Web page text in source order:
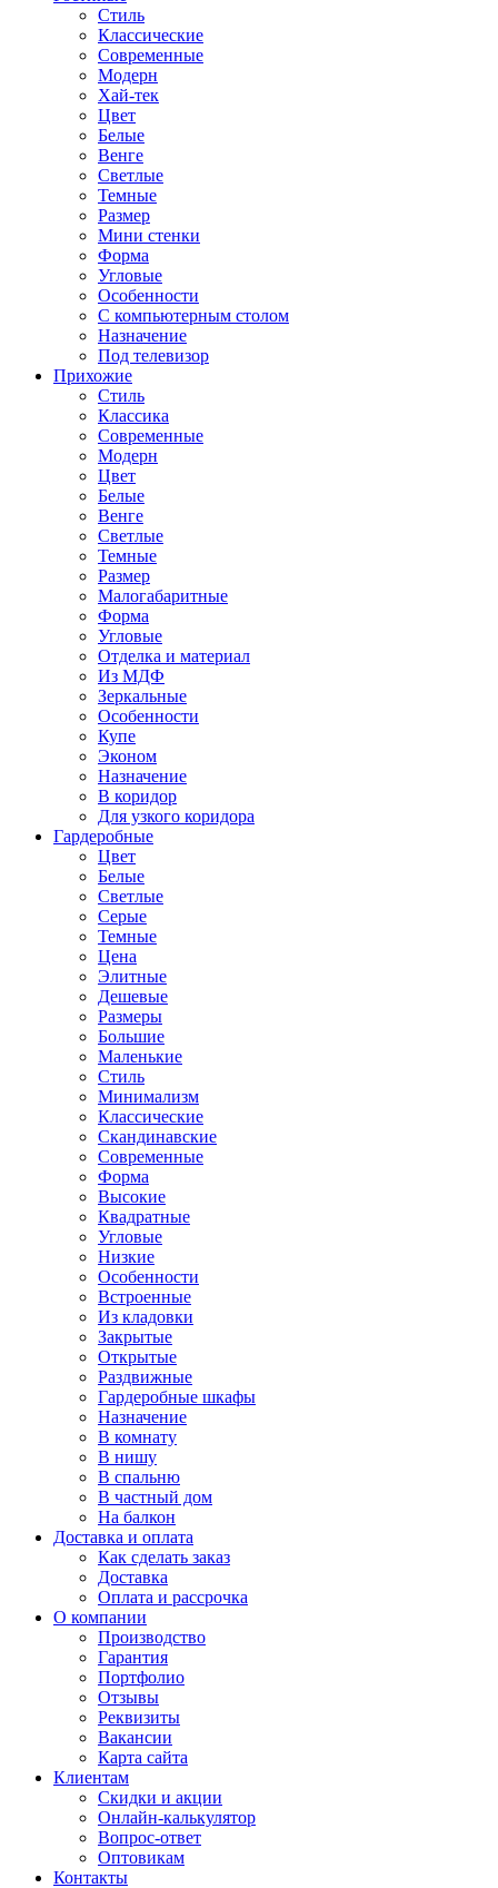
Стиль
Классические
Современные
Модерн
Хай-тек
Цвет
Белые
Венге
Светлые
Темные
Размер
Мини стенки
Форма
Угловые
Особенности
С компьютерным столом
Назначение
Под телевизор
Прихожие
Стиль
Классика
Современные
Модерн
Цвет
Белые
Венге
Светлые
Темные
Размер
Малогабаритные
Форма
Угловые
Отделка и материал
Из МДФ
Зеркальные
Особенности
Купе
Эконом
Назначение
В коридор
Для узкого коридора
Гардеробные
Цвет
Белые
Светлые
Серые
Темные
Цена
Элитные
Дешевые
Размеры
Большие
Маленькие
Стиль
Минимализм
Классические
Скандинавские
Современные
Форма
Высокие
Квадратные
Угловые
Низкие
Особенности
Встроенные
Из кладовки
Закрытые
Открытые
Раздвижные
Гардеробные шкафы
Назначение
В комнату
В нишу
В спальню
В частный дом
На балкон
Доставка и оплата
Как сделать заказ
Доставка
Оплата и рассрочка
О компании
Производство
Гарантия
Портфолио
Отзывы
Реквизиты
Вакансии
Карта сайта
Клиентам
Скидки и акции
Онлайн-калькулятор
Вопрос-ответ
Оптовикам
Контакты